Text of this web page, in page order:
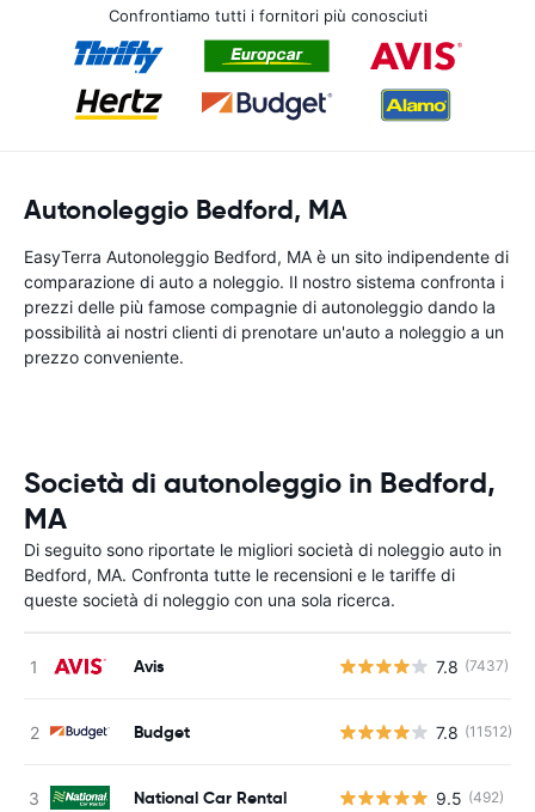
Confrontiamo tutti i fornitori più conosciuti
Autonoleggio Bedford, MA
EasyTerra Autonoleggio Bedford, MA è un sito indipendente di
comparazione di auto a noleggio. Il nostro sistema confronta i
prezzi delle più famose compagnie di autonoleggio dando la
possibilità ai nostri clienti di prenotare un'auto a noleggio a un
prezzo conveniente.
Società di autonoleggio in Bedford,
MA
Di seguito sono riportate le migliori società di noleggio auto in
Bedford, MA. Confronta tutte le recensioni e le tariffe di
queste società di noleggio con una sola ricerca.
Avis 7.8 (7437)
Budget 7.8 (11512)
National Car Rental 9.5 (492)